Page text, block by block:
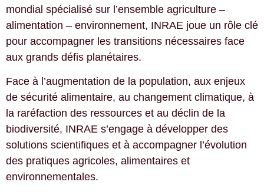
mondial spécialisé sur l’ensemble agriculture –
alimentation – environnement, INRAE joue un rôle clé
pour accompagner les transitions nécessaires face
aux grands défis planétaires.
Face à l’augmentation de la population, aux enjeux
de sécurité alimentaire, au changement climatique, à
la raréfaction des ressources et au déclin de la
biodiversité, INRAE s’engage à développer des
solutions scientifiques et à accompagner l’évolution
des pratiques agricoles, alimentaires et
environnementales.